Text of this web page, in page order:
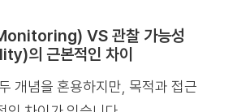
VS 관찰 가능성
의 근본적인 차이
개념을 혼용하지만, 목적과 접근